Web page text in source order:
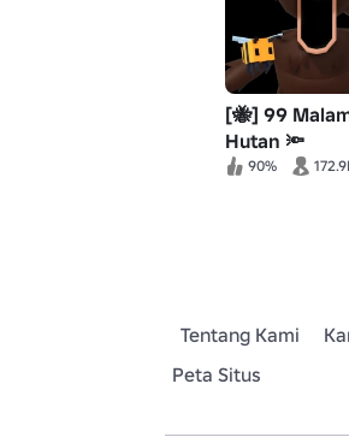
[🐝] 99
Hutan 🔦
90%
Tentang Kami
Peta Situs